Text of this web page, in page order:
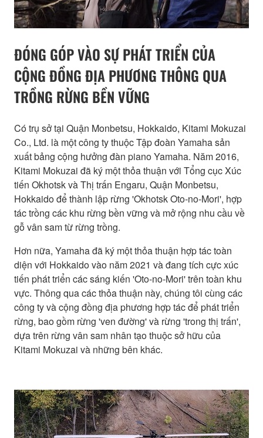
ĐÓNG GÓP VÀO SỰ PHÁT TRIỂN CỦA
CỘNG ĐỒNG ĐỊA PHƯƠNG THÔNG QUA
TRỒNG RỪNG BỀN VỮNG
Có trụ sở tại Quận Monbetsu, Hokkaido, Kitami Mokuzai
Co., Ltd. là một công ty thuộc Tập đoàn Yamaha sản
xuất bảng cộng hưởng đàn piano Yamaha. Năm 2016,
Kitami Mokuzai đã ký một thỏa thuận với Tổng cục Xúc
tiến Okhotsk và Thị trấn Engaru, Quận Monbetsu,
Hokkaido để thành lập rừng 'Okhotsk Oto-no-Mori', hợp
tác trồng các khu rừng bền vững và mở rộng nhu cầu về
gỗ vân sam từ rừng trồng.
Hơn nữa, Yamaha đã ký một thỏa thuận hợp tác toàn
diện với Hokkaido vào năm 2021 và đang tích cực xúc
tiến phát triển các sáng kiến 'Oto-no-Mori' trên toàn khu
vực. Thông qua các thỏa thuận này, chúng tôi cùng các
công ty và cộng đồng địa phương hợp tác để phát triển
rừng, bao gồm rừng 'ven đường' và rừng 'trong thị trấn',
dựa trên rừng vân sam nhân tạo thuộc sở hữu của
Kitami Mokuzai và những bên khác.